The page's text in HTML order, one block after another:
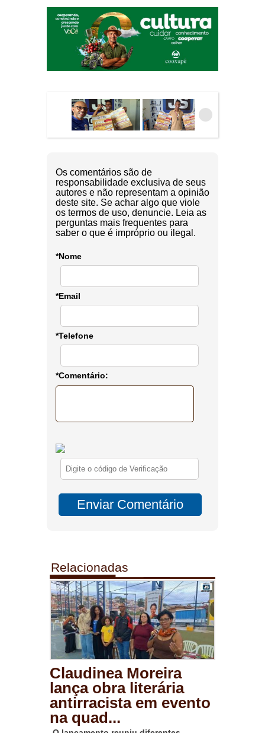
Os comentários são de
responsabilidade exclusiva de seus
autores e não representam a opinião
deste site. Se achar algo que viole
os termos de uso, denuncie. Leia as
perguntas mais frequentes para
saber o que é impróprio ou ilegal.
*Nome
*Email
*Telefone
*Comentário:
Relacionadas
Claudinea Moreira
lança obra literária
antirracista em evento
na quad...